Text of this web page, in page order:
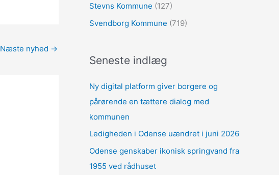
Næste nyhed →
Stevns Kommune (127)
Svendborg Kommune (719)
Seneste indlæg
Ny digital platform giver borgere og
pårørende en tættere dialog med
kommunen
Ledigheden i Odense uændret i juni 2026
Odense genskaber ikonisk springvand fra
1955 ved rådhuset